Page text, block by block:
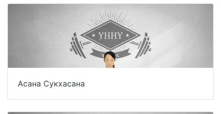
Асана Сукхасана